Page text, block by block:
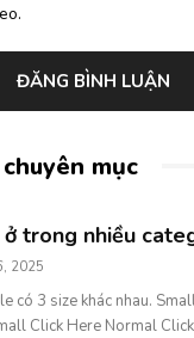
mục
ở trong nhiều
2025
có 3 size khác nhau.
Click Here Normal